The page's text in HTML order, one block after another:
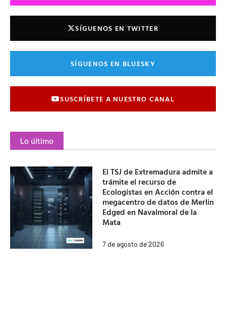
SÍGUENOS EN TWITTER
SÍGUENOS EN BLUESKY
SUSCRÍBETE A NUESTRO CANAL
Lo último
El TSJ de Extremadura admite a
trámite el recurso de
Ecologistas en Acción contra el
megacentro de datos de Merlin
Edged en Navalmoral de la
Mata
7 de agosto de 2026